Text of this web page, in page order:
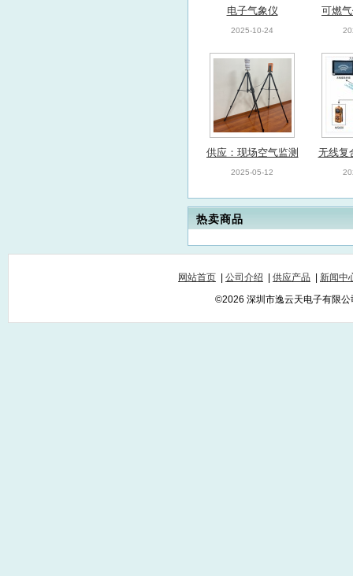
电子气象仪
2025-10-24
可燃
号
供应：现场空气监测
仪
2025-05-12
无线复
热卖商品
网站首页 公司介绍 供应产品
新闻中
©2026 深圳市逸云天电子有限